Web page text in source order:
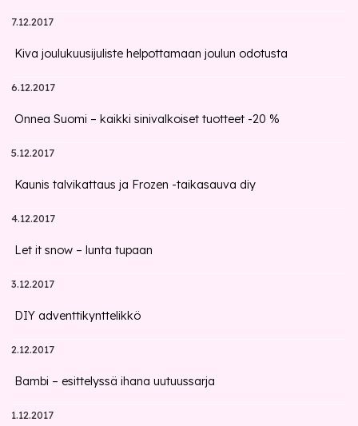
7.12.2017
Kiva joulukuusijuliste helpottamaan joulun odotusta
6.12.2017
Onnea Suomi – kaikki sinivalkoiset tuotteet -20 %
5.12.2017
Kaunis talvikattaus ja Frozen -taikasauva diy
4.12.2017
Let it snow – lunta tupaan
3.12.2017
DIY adventtikynttelikkö
2.12.2017
Bambi – esittelyssä ihana uutuussarja
1.12.2017